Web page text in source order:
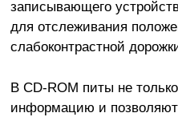
записывающего
для отслеживания
слабоконтрастной
В CD-ROM питы не
информацию и